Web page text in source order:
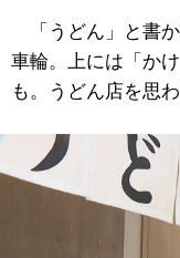
「うどん」と書
車輪。上には「か
も。うどん店を思